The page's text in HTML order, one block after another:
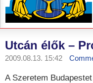
Utcán élők –
2009.08.13. 15:42
A Szeretem